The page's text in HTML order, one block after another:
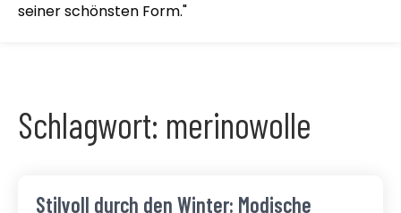
seiner schönsten Form."
Schlagwort: merinowolle
Stilvoll durch den Winter: Modische